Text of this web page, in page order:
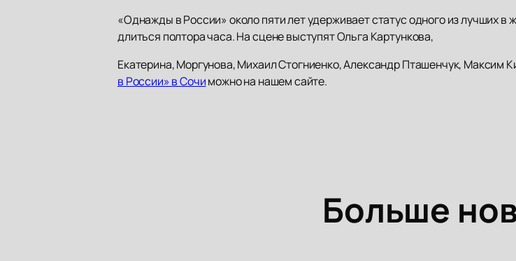
«Однажды в России» около пяти лет удерживает статус одного из лучших
длиться полтора часа. На сцене выступят Ольга Картункова,
Екатерина, Моргунова, Михаил Стогниенко, Александр Пташенчук, Максим
в России» в Сочиможно на нашем сайте.
Больше